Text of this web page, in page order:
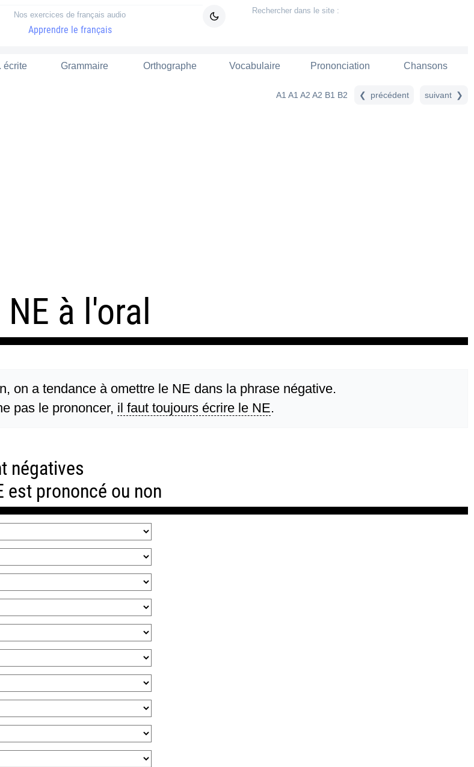
Nos exercices de français audio
Apprendre le français
écrite Grammaire Orthographe Vocabulaire Prononciation Chansons
A1 A1 A2 A2 B1 B2 précédent
à l'oral
on a tendance à omettre le NE dans la phrase négative.
pas le prononcer, il faut toujours écrire le NE.
négatives
est prononcé ou non